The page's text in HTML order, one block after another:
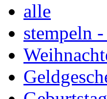
alle
stempeln